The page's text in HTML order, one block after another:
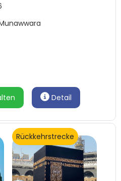
Detail
Rückkehrstrecke